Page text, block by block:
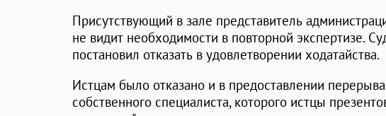
Присутствующий в зале представитель
не видит необходимости в повторной экспертизе.
постановил отказать в удовлетворении ходатайства.
Истцам было отказано и в предоставлении
собственного специалиста, которого истцы